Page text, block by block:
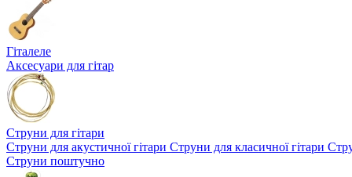
Гіталеле
Аксесуари для гітар
Струни для гітари
Струни для акустичної гітари Струни для класичної гітари
Струни поштучно